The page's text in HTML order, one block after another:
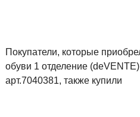
Покупатели, которые
обуви 1 отделение
арт.7040381, также купили